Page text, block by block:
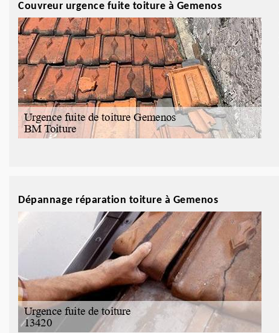
Couvreur urgence fuite toiture à Gemenos
Dépannage réparation toiture à Gemenos